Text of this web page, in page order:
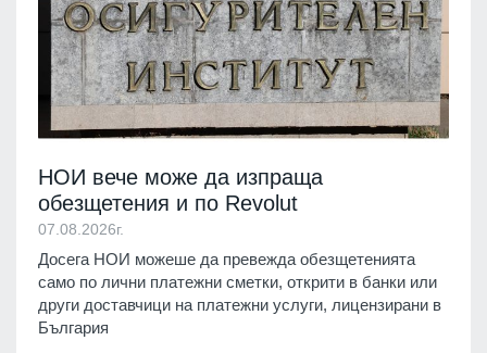
НОИ вече може да изпраща
обезщетения и по Revolut
07.08.2026г.
Досега НОИ можеше да превежда обезщетенията
само по лични платежни сметки, открити в банки или
други доставчици на платежни услуги, лицензирани в
България